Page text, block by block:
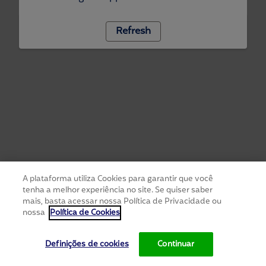
Refresh
A plataforma utiliza Cookies para garantir que você
tenha a melhor experiência no site. Se quiser saber
mais, basta acessar nossa Política de Privacidade ou
nossa Política de Cookies
Definições de cookies Continuar